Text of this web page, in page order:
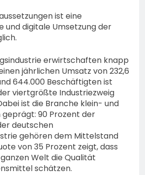
ist eine
und digitale Umsetzung der
erwirtschaften knapp
jährlichen Umsatz von 232,6
644.000 Beschäftigten ist
viertgrößte Industriezweig
ist die Branche klein- und
90 Prozent der
deutschen
gehören dem Mittelstand
von 35 Prozent zeigt, dass
Welt die Qualität
schätzen.